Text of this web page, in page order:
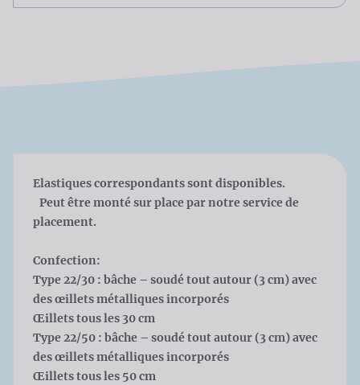
Elastiques correspondants sont disponibles.
Peut être monté sur place par notre service de
placement.
Confection:
Type 22/30 : bâche – soudé tout autour (3 cm) avec
des œillets métalliques incorporés
Œillets tous les 30 cm
Type 22/50 : bâche – soudé tout autour (3 cm) avec
des œillets métalliques incorporés
Œillets tous les 50 cm